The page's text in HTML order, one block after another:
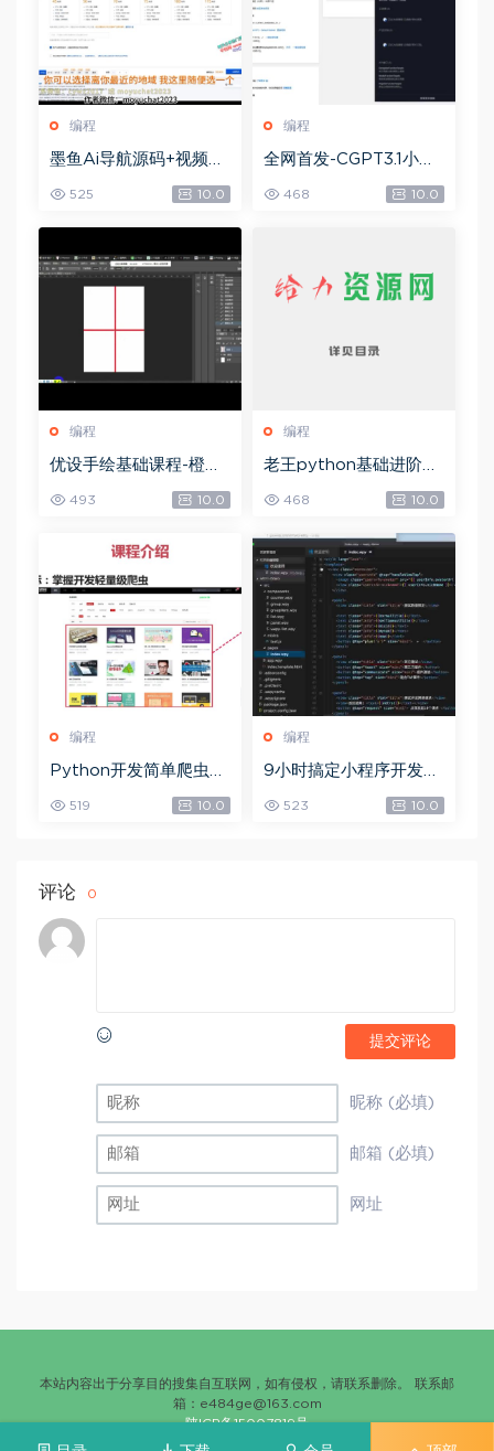
编程
墨鱼Ai导航源码+视频教
525 10.0
编程
全网首发-CGPT3.1小程
8.74M)
468 10.0
编程
优设手绘基础课程-橙子
(9.78G)
493 10.0
编程
老王python基础进阶项
468 10.0
编程
Python开发简单爬虫，
519 10.0
编程
9小时搞定小程序开发，
523 10.0
评论 0
提交评论
昵称 (必填)
邮箱 (必填)
网址
本站内容出于分享目的搜集自互联网，如有侵权，请联系删除。 联系邮
箱： e484ge@163.com
陕ICP备15007819号